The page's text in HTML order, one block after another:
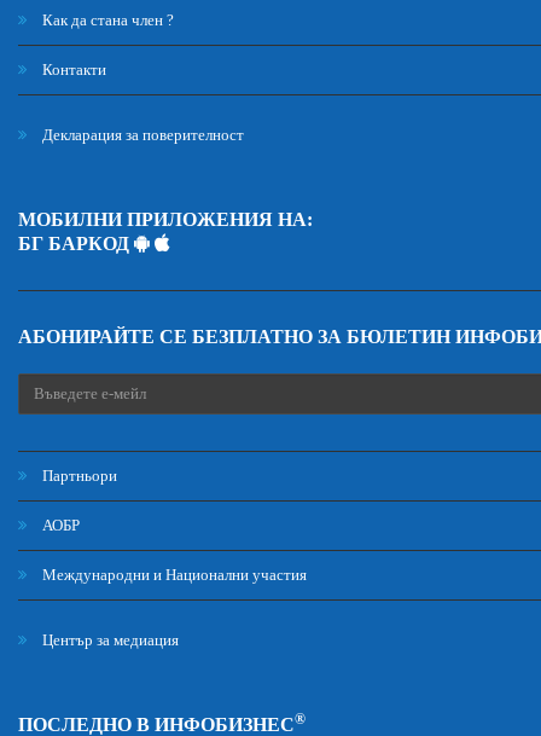
Как да стана член ?
Контакти
Декларация за поверителност
МОБИЛНИ ПРИЛОЖЕНИЯ НА:
БГ БАРКОД
АБОНИРАЙТЕ СЕ БЕЗПЛАТНО ЗА БЮЛЕТИН
Партньори
АОБР
Международни и Национални участия
Център за медиация
ПОСЛЕДНО В ИНФОБИЗНЕС®